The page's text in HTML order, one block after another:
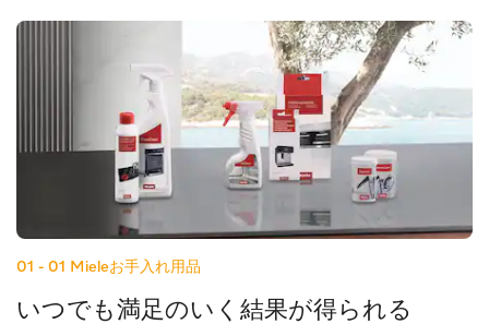
01 - 01 Mieleお手入れ用品
いつでも満足のいく結果が得られる